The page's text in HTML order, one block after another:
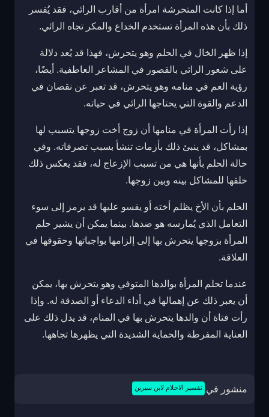
أما إذا كانت المتحرشة امرأة من أقارب الرائي، فقد يُفسر
ذلك بأن هذه المرأة تستخدم الخداع والمكر تجاه الرائي.
إذا ظهر الخال في الحلم وهو يتحرش، فهذا قد يُعد دلالة
على شعور الرائي بالقصور في المشاعر العاطفية. أيضًا،
رؤية العم في منامه وهو يتحرش، قد تعبر عن نقصان في
الدعم والقوة التي يحتاجها الرائي في حياته.
إذا رأت المرأة في منامها أن زوج أخت زوجها يتسبب لها
بمشاكل، قد ينبئ ذلك بأزمات تنشأ بسبب تصرفاته. وفي
حالة الحلم بأنها هي من تسبب الإزعاج له، فقد يعكس ذلك
خلقها للمشاكل بينه وبين زوجها.
الحلم بأن الأخ يظلم أخته أو يقسو عليها قد يرمز إلى سوء
التعامل الذي يُمارسه هو ضدها. بينما يمكن أن يشير حلم
المرأة بزوجها يتحرش بها إلى إلزامها بواجباتها وحقوقها في
العلاقة.
عندما تحلم المرأة بوالدها المتوفي وهو يتحرش بها، يمكن
أن يعبر ذلك عن إهمالها في أداء الدعاء أو الصدقة له. وإذا
رأت فتاة أن والدها يتحرش بها في المنام، قد يدل ذلك على
العناية المفرطة والحماية الشديدة التي يظهرها تجاهها.
منشور في تفسير الاحلام لابن سيرين